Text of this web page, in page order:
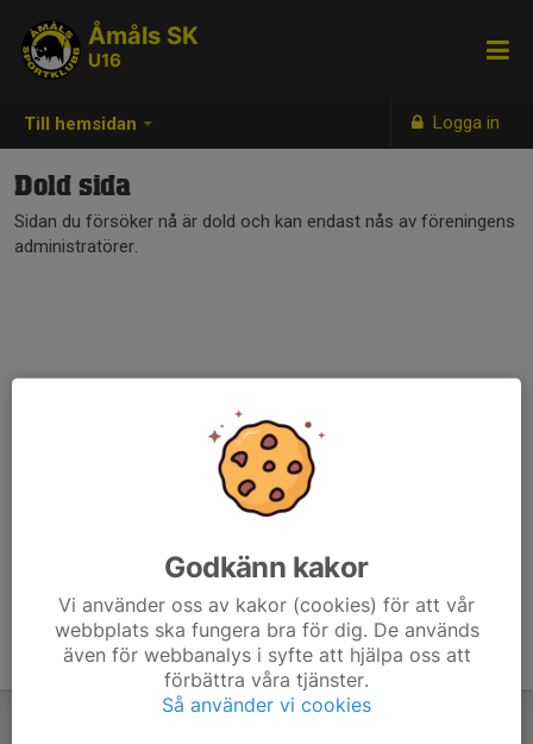
Till hemsidan Logga in
Åmåls SK
U16
Dold sida
Sidan du försöker nå är dold och kan endast nås av föreningens
administratörer.
Godkänn kakor
Vi använder oss av kakor (cookies) för att vår
webbplats ska fungera bra för dig. De används
även för webbanalys i syfte att hjälpa oss att
förbättra våra tjänster.
Så använder vi cookies